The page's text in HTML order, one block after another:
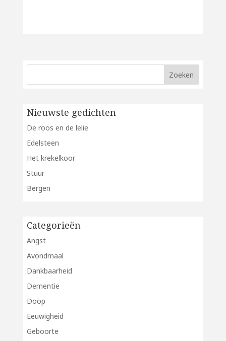
Nieuwste gedichten
De roos en de lelie
Edelsteen
Het krekelkoor
Stuur
Bergen
Categorieën
Angst
Avondmaal
Dankbaarheid
Dementie
Doop
Eeuwigheid
Geboorte